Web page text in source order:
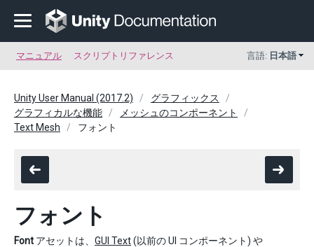
マニュアル スクリプトリファレンス 言語: 日本語
Unity User Manual (2017.2)
グラフィックス
グラフィカルな機能
メッシュのコンポーネント
Text Mesh
フォント
フォント
Font アセットは、 GUI Text(以前の UI コンポーネント) や